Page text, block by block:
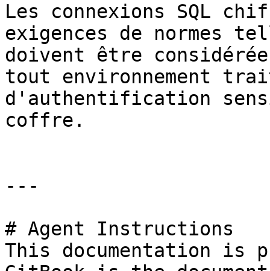
Les connexions SQL
exigences de normes
doivent être
tout environnement
d'authentification
coffre.
---
# Agent Instructions
This documentation is